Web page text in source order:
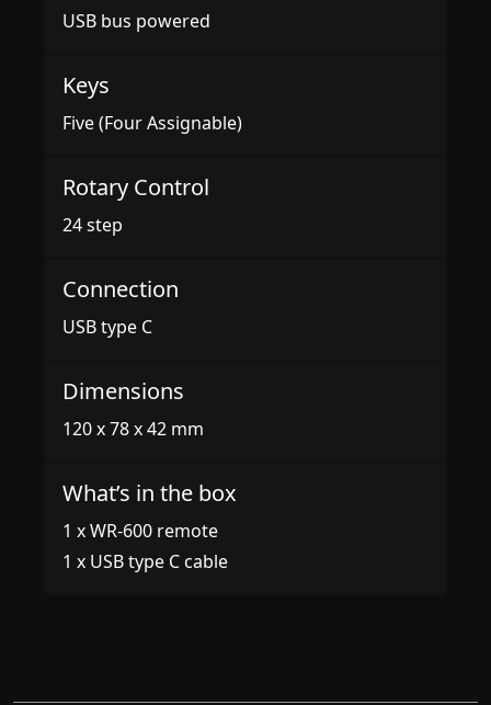
USB bus powered
Keys
Five (Four Assignable)
Rotary Control
24 step
Connection
USB type C
Dimensions
120 x 78 x 42 mm
What’s in the box
1 x WR-600 remote
1 x USB type C cable